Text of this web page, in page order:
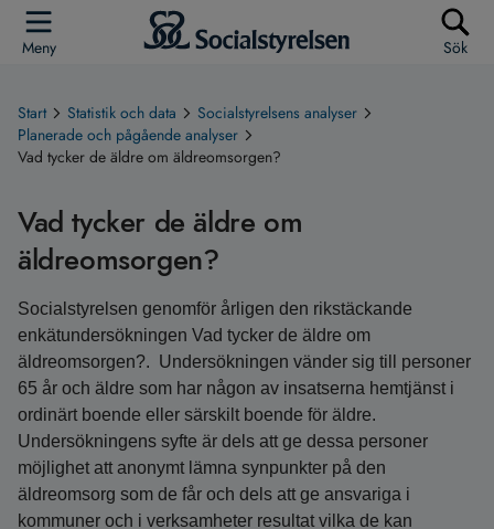
Meny Sök
Start Statistik och data
Socialstyrelsens analyser
Planerade och pågående analyser
Vad tycker de äldre om äldreomsorgen?
Vad tycker de äldre om
äldreomsorgen?
Socialstyrelsen genomför årligen den rikstäckande
enkätundersökningen Vad tycker de äldre om
äldreomsorgen?. Undersökningen vänder sig till personer
65 år och äldre som har någon av insatserna hemtjänst i
ordinärt boende eller särskilt boende för äldre.
Undersökningens syfte är dels att ge dessa personer
möjlighet att anonymt lämna synpunkter på den
äldreomsorg som de får och dels att ge ansvariga i
kommuner och i verksamheter resultat vilka de kan